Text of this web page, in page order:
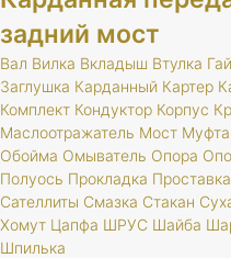
задний мост
Вал Вилка Вкладыш Втулка
Заглушка Карданный Картер
Комплект Кондуктор Корпус
Маслоотражатель Мост Муфта
Обойма Омыватель Опора
Полуось Прокладка Проставка
Сателлиты Смазка Стакан
Хомут Цапфа ШРУС Шайба
Шпилька